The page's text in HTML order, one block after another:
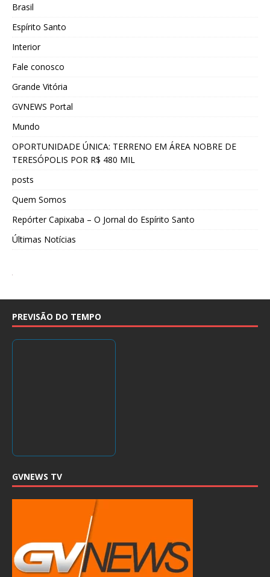
Brasil
Espírito Santo
Interior
Fale conosco
Grande Vitória
GVNEWS Portal
Mundo
OPORTUNIDADE ÚNICA: TERRENO EM ÁREA NOBRE DE
TERESÓPOLIS POR R$ 480 MIL
posts
Quem Somos
Repórter Capixaba – O Jornal do Espírito Santo
Últimas Notícias
PREVISÃO DO TEMPO
GVNEWS TV